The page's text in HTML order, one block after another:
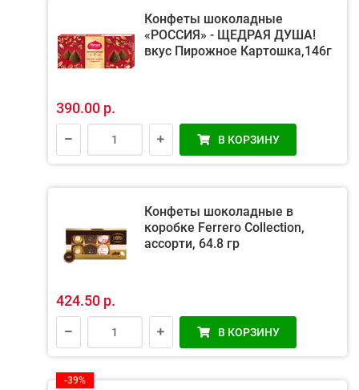
Конфеты шоколадные
«РОССИЯ» - ЩЕДРАЯ ДУША!
вкус Пирожное Картошка,146г
390.00 р.
В КОРЗИНУ
Конфеты шоколадные в
коробке Ferrero Collection,
ассорти, 64.8 гр
424.50 р.
В КОРЗИНУ
-39%